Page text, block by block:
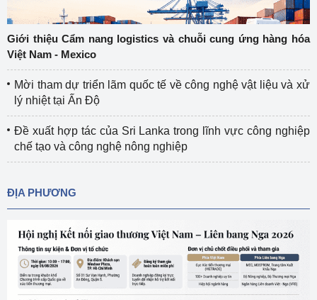
Giới thiệu Cẩm nang logistics và chuỗi cung ứng hàng hóa
Việt Nam - Mexico
Mời tham dự triển lãm quốc tế về công nghệ vật liệu và xử
lý nhiệt tại Ấn Độ
Đề xuất hợp tác của Sri Lanka trong lĩnh vực công nghiệp
chế tạo và công nghệ nông nghiệp
ĐỊA PHƯƠNG